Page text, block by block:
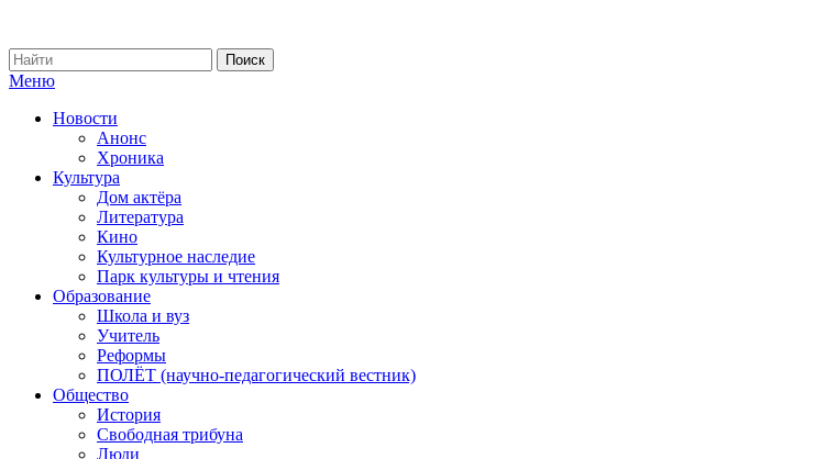
Меню
Новости
Анонс
Хроника
Культура
Дом актёра
Литература
Кино
Культурное наследие
Парк культуры и чтения
Образование
Школа и вуз
Учитель
Реформы
ПОЛЁТ (научно-педагогический вестник)
Общество
История
Свободная трибуна
Люди